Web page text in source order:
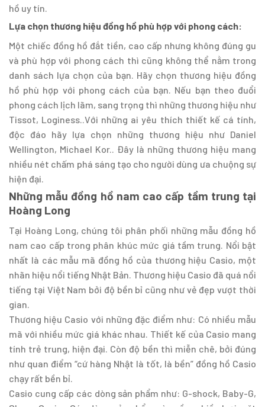
hồ uy tín.
Lựa chọn thương hiệu đồng hồ phù hợp với phong cách:
Một chiếc đồng hồ đắt tiền, cao cấp nhưng không đúng gu
và phù hợp với phong cách thì cũng không thể nằm trong
danh sách lựa chọn của bạn. Hãy chọn thương hiệu đồng
hồ phù hợp với phong cách của bạn. Nếu bạn theo đuổi
phong cách lịch lãm, sang trọng thì những thương hiệu như
Tissot, Loginess..Với những ai yêu thích thiết kế cá tính,
độc đáo hãy lựa chọn những thương hiệu như Daniel
Wellington, Michael Kor.. Đây là những thương hiệu mang
nhiều nét chấm phá sáng tạo cho người dùng ưa chuộng sự
hiện đại.
Những mẫu đồng hồ nam cao cấp tầm trung tại
Hoàng Long
Tại Hoàng Long, chúng tôi phân phối những mẫu đồng hồ
nam cao cấp trong phân khúc mức giá tầm trung. Nổi bật
nhất là các mẫu mã đồng hồ của thương hiệu Casio, một
nhãn hiệu nổi tiếng Nhật Bản. Thương hiệu Casio đã quá nổi
tiếng tại Việt Nam bởi độ bền bỉ cũng như vẻ đẹp vượt thời
gian.
Thương hiệu Casio với những đặc điểm như: Có nhiều mẫu
mã với nhiều mức giá khác nhau. Thiết kế của Casio mang
tính trẻ trung, hiện đại. Còn độ bền thì miễn chê, bởi đúng
như quan điểm “cứ hàng Nhật là tốt, là bền” đồng hồ Casio
chạy rất bền bỉ.
Casio cung cấp các dòng sản phẩm như: G-shock, Baby-G,